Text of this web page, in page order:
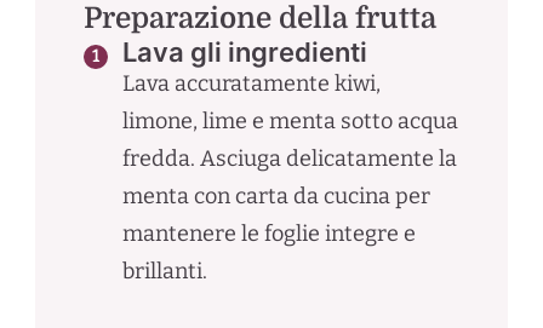
Preparazione della frutta
Lava gli ingredienti
Lava accuratamente kiwi,
limone, lime e menta sotto acqua
fredda. Asciuga delicatamente la
menta con carta da cucina per
mantenere le foglie integre e
brillanti.